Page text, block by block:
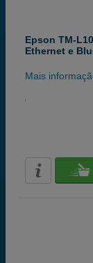
Epson TM-
Ethernet e
Mais